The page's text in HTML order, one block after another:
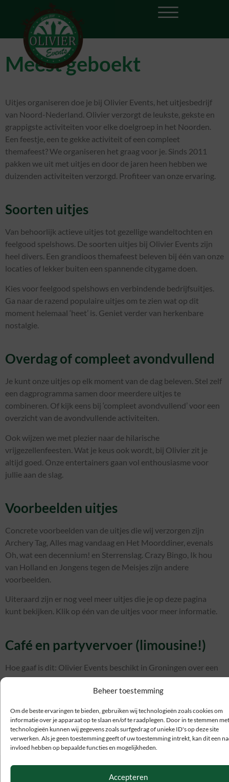
Beheer toestemming
Om de beste ervaringen te bieden, gebruiken wij technologieën zoals cookies om
informatie over je apparaat op te slaan en/of te raadplegen. Door in te stemmen
technologieën kunnen wij gegevens zoals surfgedrag of unieke ID's op deze site
verwerken. Als je geen toestemming geeft of uw toestemming intrekt, kan dit een
invloed hebben op bepaalde functies en mogelijkheden.
Accepteren
Meest geboekt
Uitjes organiseren doe je bij Olivier Events, het uitjesbedrijf
van Noord-Nederland. Olivier verzorgt de leukste, gekste en
grappigste activiteiten voor elke doelgroep in het Noorden.
Een feestje, een te gekke activiteit of een compleet
themafeest? We organiseren het graag voor je. Sinds 2011
pakken we uit met uitjes en door de jaren heen hebben we
duizenden activiteiten verzorgd. Profiteer van onze ervaring.
Soorten uitjes
Van behoorlijk actieve uitjes tot gezellige wandeltochten en
feelgood spelshows. De soorten uitjes bij Olivier Events zijn
heel divers. Een grandioos themafeest beleven bij één van onze
locaties of lekker buiten een spannende citygame doen.
Kies voor feelgood spelshows en verbindende bedrijfsuitjes.
Ga naar de razend populaire uitjes om te zien wat op dit
moment helemaal ‘heet’ is. Geniet verder van herkenbare
nostalgie.
Overdag of compleet avondvullend
Je kunt onze uitjes op elk moment van de dag beleven. Stel zelf
een dagprogramma samen door meerdere uitjes te
combineren. Of kijk eens bij ‘compleet avondvullend’ voor een
overzicht van de avondvullende activiteiten.
Ook wijzen we met plezier naar de hilarische
vrijgezellenfeesten. Wat je keus ook wordt, bij Olivier zit je
altijd goed. Onze entertainers gaan vol enthousiasme voor
jullie aan de slag.
Voorbeelden uitjes
Concrete voorbeelden van de uitjes die wij verzorgen zijn
Archery Tag, Alles mag vandaag en Het Moorddiner, evenals
Oh, wat een decennium! en Sterrenslag. Crazy Bingo, Ik hou
van Holland en Jongens tegen de Meisjes zijn andere
voorbeelden.
Uiteraard zijn er nog veel meer uitjes die je op deze pagina
kunt bekijken. Klik op één van de uitjes voor meer informatie.
Café en partyvervoer (limousine!)
Hoe gaaf is dit: Olivier Events beschikt in Groningen over een
Internationaal Biercafé. Werp een blik op de Bierkaart en de
Bierprofielen. Naast dit oergezellige café hebben we ook nog
Ga met jullie groepsuitje op pad in een roze limousine! Dat is
nog eens uitpakken.